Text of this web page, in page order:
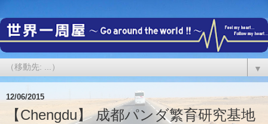
▼
12/06/2015
【Chengdu】 成都パンダ繁育研究基地